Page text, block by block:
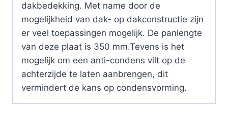
dakbedekking. Met name door de
mogelijkheid van dak- op dakconstructie zijn
er veel toepassingen mogelijk. De panlengte
van deze plaat is 350 mm.Tevens is het
mogelijk om een anti-condens vilt op de
achterzijde te laten aanbrengen, dit
vermindert de kans op condensvorming.